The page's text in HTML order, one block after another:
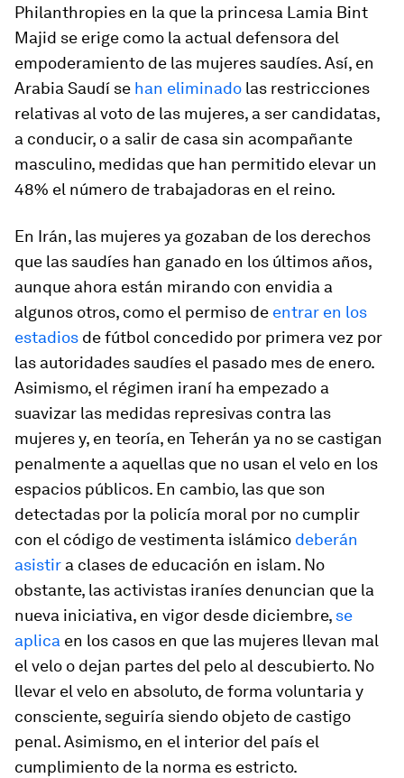
Philanthropies en la que la princesa Lamia Bint
Majid se erige como la actual defensora del
empoderamiento de las mujeres saudíes. Así, en
Arabia Saudí se han eliminado las restricciones
relativas al voto de las mujeres, a ser candidatas,
a conducir, o a salir de casa sin acompañante
masculino, medidas que han permitido elevar un
48% el número de trabajadoras en el reino.
En Irán, las mujeres ya gozaban de los derechos
que las saudíes han ganado en los últimos años,
aunque ahora están mirando con envidia a
algunos otros, como el permiso de entrar en los
estadios de fútbol concedido por primera vez por
las autoridades saudíes el pasado mes de enero.
Asimismo, el régimen iraní ha empezado a
suavizar las medidas represivas contra las
mujeres y, en teoría, en Teherán ya no se castigan
penalmente a aquellas que no usan el velo en los
espacios públicos. En cambio, las que son
detectadas por la policía moral por no cumplir
con el código de vestimenta islámico deberán
asistir a clases de educación en islam. No
obstante, las activistas iraníes denuncian que la
nueva iniciativa, en vigor desde diciembre, se
aplica en los casos en que las mujeres llevan mal
el velo o dejan partes del pelo al descubierto. No
llevar el velo en absoluto, de forma voluntaria y
consciente, seguiría siendo objeto de castigo
penal. Asimismo, en el interior del país el
cumplimiento de la norma es estricto.